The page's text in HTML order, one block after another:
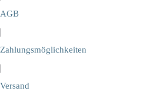
AGB
|
Zahlungsmöglichkeiten
|
Versand